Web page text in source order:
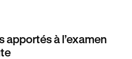
apportés à l’examen